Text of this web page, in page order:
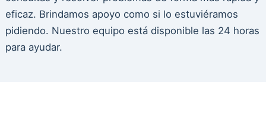
eficaz. Brindamos apoyo como si lo estuviéramos
pidiendo. Nuestro equipo está disponible las 24 horas
para ayudar.